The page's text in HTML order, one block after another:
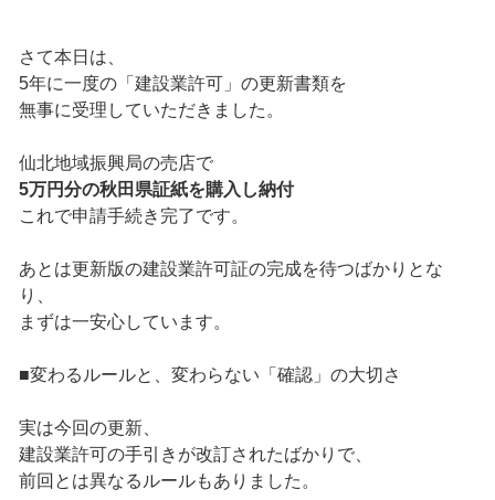
さて本日は、
5年に一度の「建設業許可」の更新書類を
無事に受理していただきました。
仙北地域振興局の売店で
5万円分の秋田県証紙を購入し納付
これで申請手続き完了です。
あとは更新版の建設業許可証の完成を待つばかりとな
り、
まずは一安心しています。
■変わるルールと、変わらない「確認」の大切さ
実は今回の更新、
建設業許可の手引きが改訂されたばかりで、
前回とは異なるルールもありました。